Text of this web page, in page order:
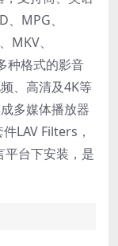
MPG、
MKV、
种格式的影音
、高清及4K等
多媒体播放器
LAV Filters，
台下安装，是